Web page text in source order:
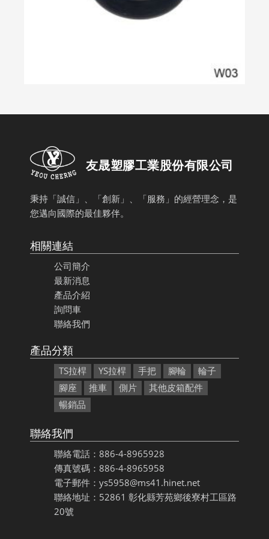
友晟塑膠工業股份有限公司
秉持「誠信」、「創新」、「服務」的經營理念，是
您邁向國際的最佳夥伴。
相關連結
公司簡介
最新消息
產品介紹
詢問車
聯絡我們
產品分類
TS拉桿 YS拉桿 手把 腳輪
輪子
腳座
推車 側片
其他皮箱配件
暢銷品
聯絡我們
聯絡電話：886-4-8965928
傳真號碼：886-4-8965958
電子郵件：ys5958@ms41.hinet.net
聯絡地址：52861 彰化縣芳苑鄉後寮村工區路
20號